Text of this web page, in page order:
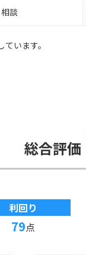
相談
います。
総合評価
利回り
79点